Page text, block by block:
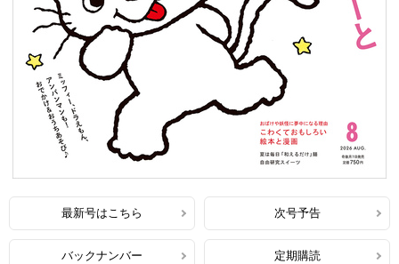
最新号はこちら 次号予告
バックナンバー 定期購読